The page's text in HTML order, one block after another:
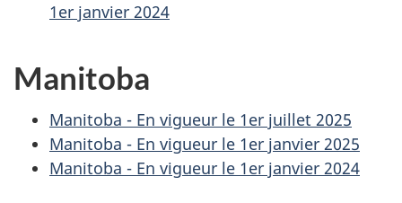
1er janvier 2024
Manitoba
Manitoba - En vigueur le 1er juillet 2025
Manitoba - En vigueur le 1er janvier 2025
Manitoba - En vigueur le 1er janvier 2024